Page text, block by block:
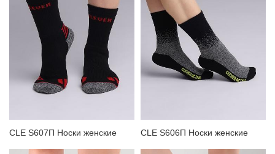
CLE S607П Носки женские CLE S606П Носки женские